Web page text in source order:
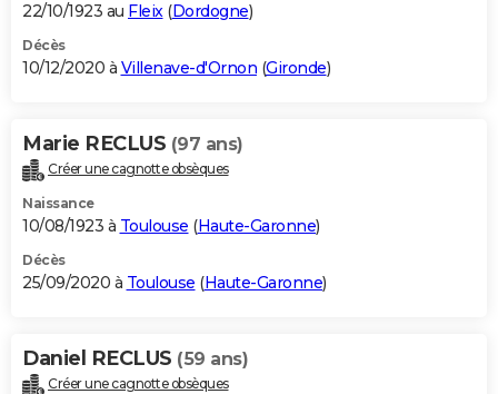
22/10/1923 au Fleix(Dordogne)
Décès
10/12/2020 à Villenave-d'Ornon (Gironde)
Marie RECLUS (97 ans)
Créer une cagnotte obsèques
Naissance
10/08/1923 à Toulouse (Haute-Garonne)
Décès
25/09/2020 à Toulouse (Haute-Garonne)
Daniel RECLUS (59 ans)
Créer une cagnotte obsèques